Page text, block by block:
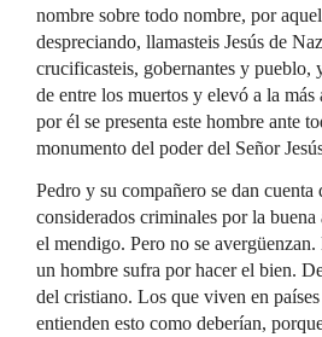
nombre sobre todo nombre, por
despreciando, llamasteis Jesús de
crucificasteis, gobernantes y pueblo,
de entre los muertos y elevó a la
por él se presenta este hombre ante
monumento del poder del Señor
Pedro y su compañero se dan cuenta
considerados criminales por la
el mendigo. Pero no se
un hombre sufra por hacer el bien.
del cristiano. Los que viven en
entienden esto como deberían,